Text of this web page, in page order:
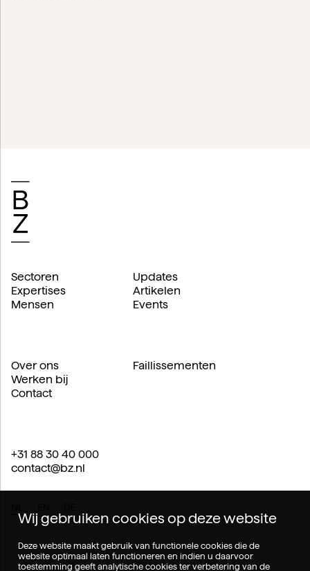
Wij gebruiken cookies op deze website
Deze website maakt gebruik van functionele cookies die de
website optimaal laten functioneren en indien u daarvoor
toestemming geeft analytische cookies ter verbetering van de
Sectoren
Expertises
Mensen
Updates
Artikelen
Events
Over ons
Werken bij
Contact
Faillissementen
+31 88 30 40 000
contact@bz.nl